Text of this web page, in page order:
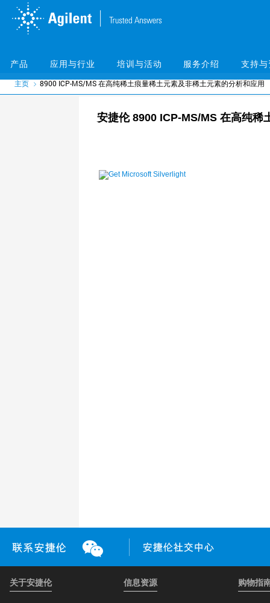
产品 应用与行业 培训与活动 服务介绍 支持
主页 8900 ICP-MS/MS 在高纯稀土痕量稀土元素及非稀土元素的分析和应用
安捷伦 8900 ICP-MS/MS 在高纯稀
关于安捷伦 信息资源 购物指